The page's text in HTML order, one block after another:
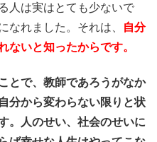
人は実はとても少ないで
なれました。それは、
自分
ないと知ったからです。
とで、教師であろうがなか
分から変わらない限りと状
。人のせい、社会のせいに